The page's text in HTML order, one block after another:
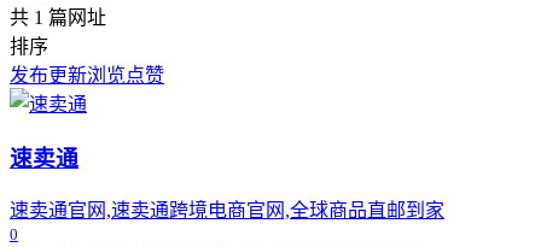
共 1 篇网址
排序
发布更新浏览点赞
速卖通
速卖通官网,速卖通跨境电商官网,全球商品直邮到家
0